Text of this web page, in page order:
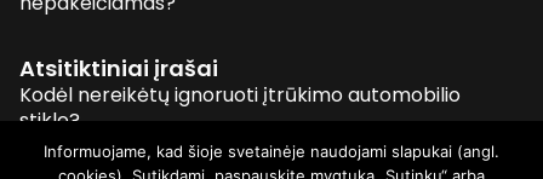
Atsitiktiniai įrašai
Kodėl nereikėtų ignoruoti įtrūkimo automobilio
stikle?
Spalvotieji teniso kamuoliukai
Kaip mus veikia besikeičiančios mados tendencijos ?
Informuojame, kad šioje svetainėje naudojami slapukai (angl.